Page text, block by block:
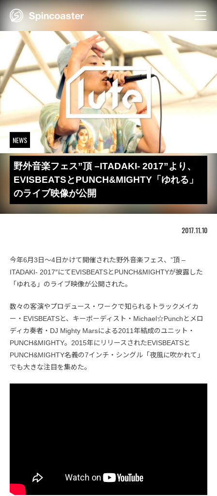
Skip
NEWS
野外音楽フェス”頂 –ITADAKI- 2017”より、
EVISBEATSとPUNCH&MIGHTY「ゆれる」
のライブ映像が公開
2017.11.10
今年6月3日〜4日かけて開催された野外音楽フェス、”頂 –
ITADAKI- 2017″にてEVISBEATSとPUNCH&MIGHTYが披露した
「ゆれる」のライブ映像が公開された。
数々の客演やプロデュース・ワークで知られるトラックメイカ
ー・EVISBEATSと、キーボーディスト・Michael☆Punchとメロ
ディカ奏者・DJ Mighty Marsによる2011年結成のユニット・
PUNCH&MIGHTY。2015年にリリースされたEVISBEATSと
PUNCH&MIGHTY名義の7インチ・シングル「夜風に吹かれて」
でも大きな注目を集めた。